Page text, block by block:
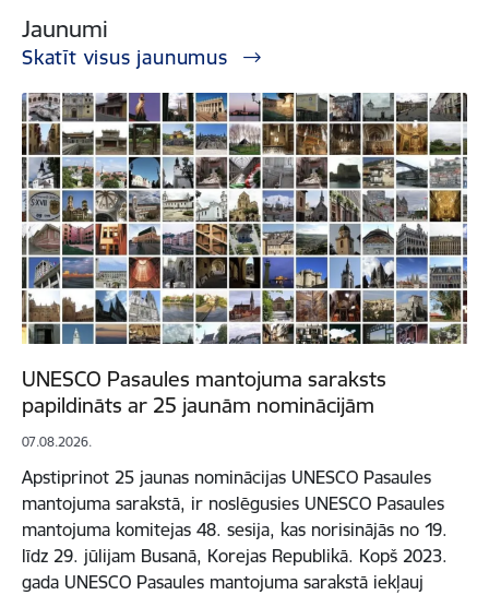
Jaunumi
Skatīt visus jaunumus
UNESCO Pasaules mantojuma saraksts
papildināts ar 25 jaunām nominācijām
07.08.2026.
Apstiprinot 25 jaunas nominācijas UNESCO Pasaules
mantojuma sarakstā, ir noslēgusies UNESCO Pasaules
mantojuma komitejas 48. sesija, kas norisinājās no 19.
līdz 29. jūlijam Busanā, Korejas Republikā. Kopš 2023.
gada UNESCO Pasaules mantojuma sarakstā iekļauj